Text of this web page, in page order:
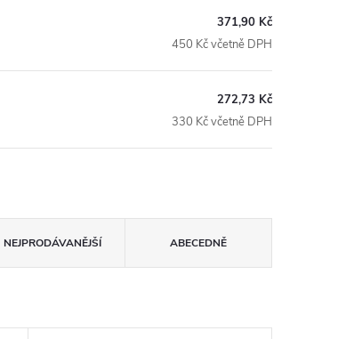
371,90 Kč
450 Kč včetně DPH
272,73 Kč
330 Kč včetně DPH
NEJPRODÁVANĚJŠÍ ABECEDNĚ